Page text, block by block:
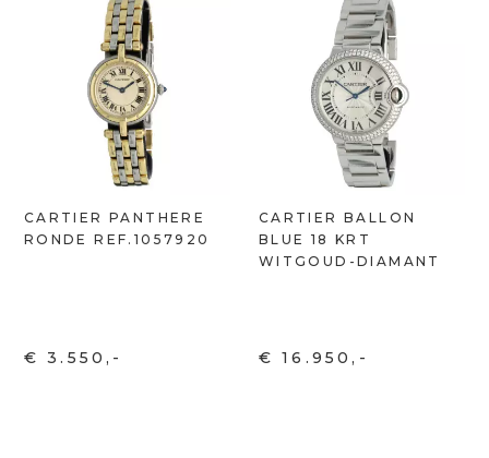
CARTIER PANTHERE
RONDE REF.1057920
€ 3.550,-
CARTIER BALLON
BLUE 18 KRT
WITGOUD-DIAMANT
€ 16.950,-